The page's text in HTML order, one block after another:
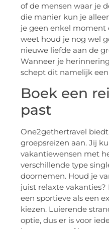
of de mensen waar je
die manier kun je
je geen enkel moment
weet houd je nog wel
nieuwe liefde aan de
Wanneer je
schept dit namelijk
Boek een
past
One2gethertravel
groepsreizen aan. Jij
vakantiewensen met
verschillende type
doornemen. Houd je
juist relaxte
een sportieve als een
kiezen. Luierende
optie, dus er is voor